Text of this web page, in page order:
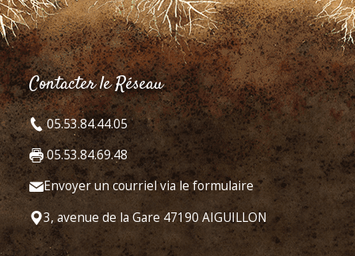
Contacter le Réseau
05.53.84.44.05
05.53.84.69.48
Envoyer un courriel via le formulaire
3, avenue de la Gare 47190 AIGUILLON